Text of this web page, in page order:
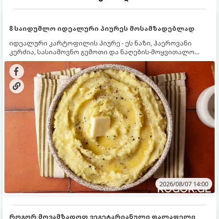
8 საიდუმლო იდეალური პიურეს მოსამზადებლად
იდეალური კარტოფილის პიურე - ეს ნაზი, ჰაეროვანი
კერძია, სასიამოვნო გემოთი და ნაღების-მოყვითალო
ფერით. მისი მომზადება ძალიან მარტივია, მაგრამ
არსებობს რამდენიმე საიდუმლო, რომლებიც უნდა
იცოდეთ, რომ პიურე იდეალურად გემრიელი გამოვიდეს.
2026/08/07 14:00
როგორ მოვამზადოთ ვეგეტარიანული ფალაფელი